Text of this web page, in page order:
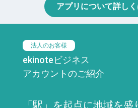
アプリについて詳し
法人のお客様
ekinoteビジネス
アカウントのご紹介
「駅」を起点に地域を